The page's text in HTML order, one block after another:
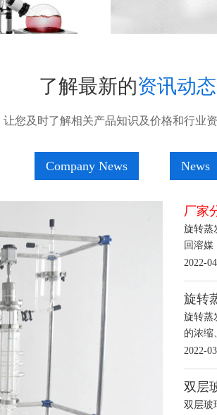
了解最新的资讯动态
让您及时了解相关产品知识及价格和行业资
Company News News
厂家
旋转蒸
回溶
2022-
旋转
旋转蒸
的浓缩
2022-
双层
双层玻